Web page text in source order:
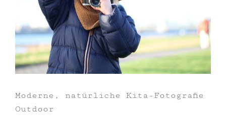
Moderne, natürliche Kita-Fotografie
Outdoor